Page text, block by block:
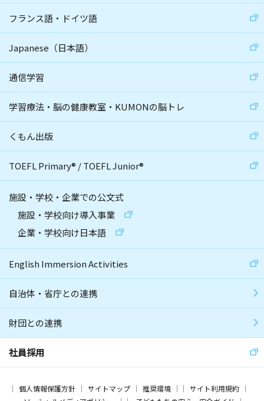
フランス語・ドイツ語
Japanese（日本語）
通信学習
学習療法・脳の健康教室・KUMONの脳トレ
くもん出版
TOEFL Primary® /TOEFL Junior®
施設・学校・企業での公文式
施設・学校向け導入事業
企業・学校向け日本語
English Immersion Activities
自治体・省庁との連携
財団との連携
社員採用
個人情報保護方針 サイトマップ 推奨環境
サイト利用規約